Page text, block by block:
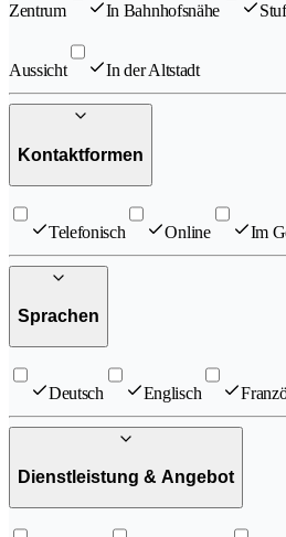
Zentrum In Bahnhofsnähe
Aussicht In der Altstadt
Kontaktformen
Telefonisch Online Im
Sprachen
Deutsch Englisch
Dienstleistung & Angebot